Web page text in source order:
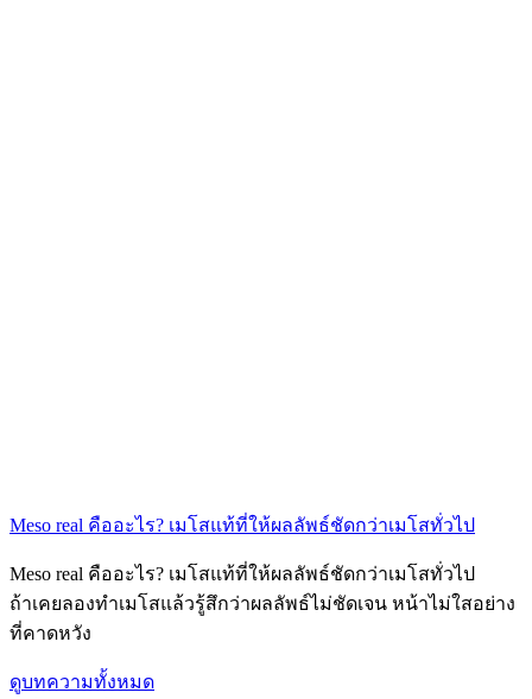
Meso real คืออะไร? เมโสแท้ที่ให้ผลลัพธ์ชัดกว่าเมโสทั่วไป
Meso real คืออะไร? เมโสแท้ที่ให้ผลลัพธ์ชัดกว่าเมโสทั่วไป
ถ้าเคยลองทำเมโสแล้วรู้สึกว่าผลลัพธ์ไม่ชัดเจน หน้าไม่ใสอย่าง
ที่คาดหวัง
ดูบทความทั้งหมด